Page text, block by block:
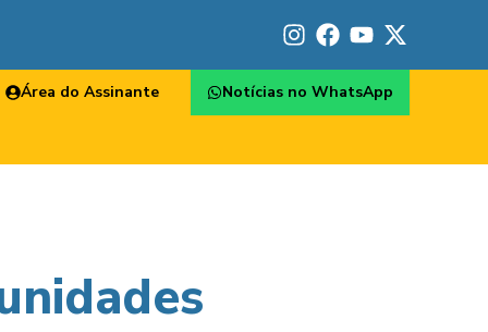
Área do Assinante Notícias no WhatsApp